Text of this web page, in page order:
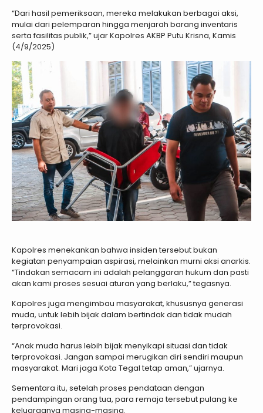
“Dari hasil pemeriksaan, mereka melakukan berbagai aksi,
mulai dari pelemparan hingga menjarah barang inventaris
serta fasilitas publik,” ujar Kapolres AKBP Putu Krisna, Kamis
(4/9/2025)
Kapolres menekankan bahwa insiden tersebut bukan
kegiatan penyampaian aspirasi, melainkan murni aksi anarkis.
“Tindakan semacam ini adalah pelanggaran hukum dan pasti
akan kami proses sesuai aturan yang berlaku,” tegasnya.
Kapolres juga mengimbau masyarakat, khususnya generasi
muda, untuk lebih bijak dalam bertindak dan tidak mudah
terprovokasi.
“Anak muda harus lebih bijak menyikapi situasi dan tidak
terprovokasi. Jangan sampai merugikan diri sendiri maupun
masyarakat. Mari jaga Kota Tegal tetap aman,” ujarnya.
Sementara itu, setelah proses pendataan dengan
pendampingan orang tua, para remaja tersebut pulang ke
keluarganya masing-masing.